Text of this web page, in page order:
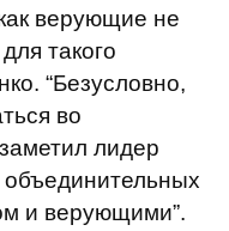
верующие не
такого
“Безусловно,
во
лидер
и верующими”.